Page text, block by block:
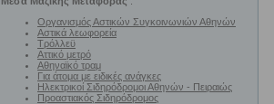
Οργανισμός Αστικών Συγκοινωνιών Αθηνών
Αστικά λεωφορεία
Τρόλλεϋ
Αττικό μετρό
Αθηναϊκό τραμ
Για άτομα με ειδικές ανάγκες
Ηλεκτρικοί Σιδηρόδρομοι Αθηνών - Πειραιώς
Προαστιακός Σιδηρόδρομος